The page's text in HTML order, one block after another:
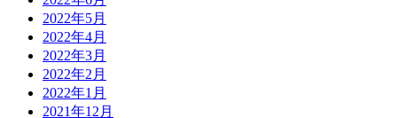
2022年5月
2022年4月
2022年3月
2022年2月
2022年1月
2021年12月